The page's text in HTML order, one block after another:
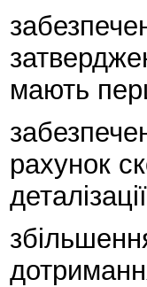
мають
рахунок